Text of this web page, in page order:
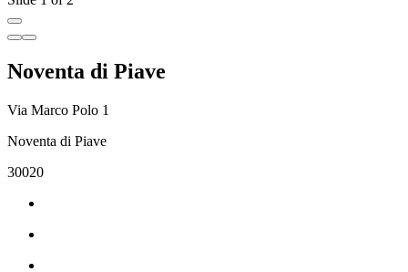
Noventa di Piave
Via Marco Polo 1
Noventa di Piave
30020